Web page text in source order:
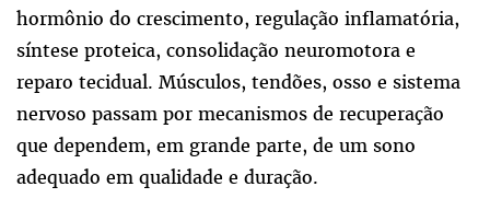
hormônio do crescimento, regulação inflamatória,
síntese proteica, consolidação neuromotora e
reparo tecidual. Músculos, tendões, osso e sistema
nervoso passam por mecanismos de recuperação
que dependem, em grande parte, de um sono
adequado em qualidade e duração.